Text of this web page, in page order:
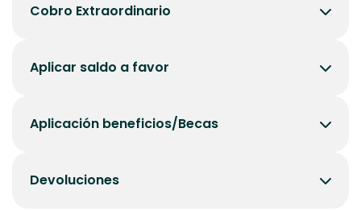
Cobro Extraordinario
Aplicar saldo a favor
Aplicación beneficios/Becas
Devoluciones